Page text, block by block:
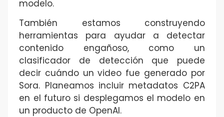
modelo.
También estamos construyendo
herramientas para ayudar a detectar
contenido engañoso, como un
clasificador de detección que puede
decir cuándo un video fue generado por
Sora. Planeamos incluir metadatos C2PA
en el futuro si desplegamos el modelo en
un producto de OpenAI.